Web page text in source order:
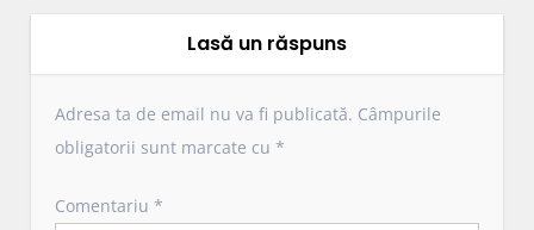
î
n
r
Lasă un răspuns
Adresa ta de email nu va fi publicată. Câmpurile
obligatorii sunt marcate cu*
Comentariu*